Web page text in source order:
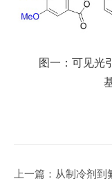
图一：可见光
上一篇： 从制冷剂到